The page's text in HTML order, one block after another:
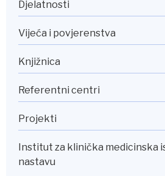
Djelatnosti
Vijeća i povjerenstva
Knjižnica
Referentni centri
Projekti
Institut za klinička medicinska
nastavu